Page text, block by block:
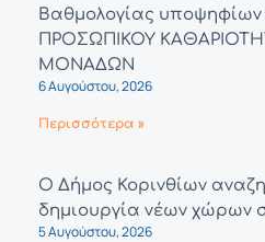
Βαθμολογίας υποψηφίων
ΠΡΟΣΩΠΙΚΟΥ
ΜΟΝΑΔΩΝ
6 Αυγούστου, 2026
Περισσότερα »
Ο Δήμος Κορινθίων
δημιουργία νέων χώρων
5 Αυγούστου, 2026